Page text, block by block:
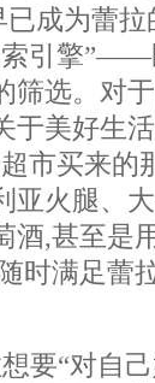
已成为蕾
引擎”——
筛选。对
于美好生
市买来的
亚火腿、
酒,甚至是
时满足蕾
要“对自